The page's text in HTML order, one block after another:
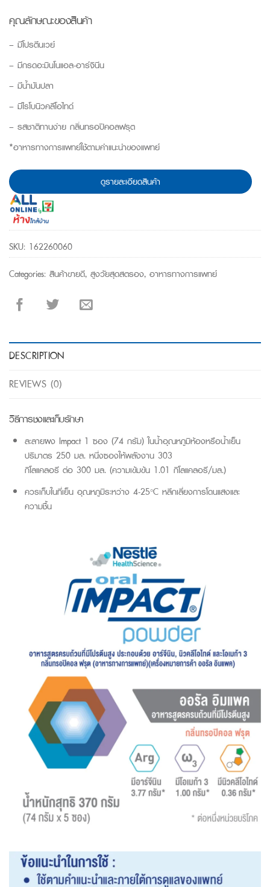
คุณลักษณะของสินค้า
– มีโปรตีนเวย์
– มีกรดอะมินโนแอล-อาร์จินีน
– มีน้ำมันปลา
– มีไรโบนิวคลีโอไทด์
– รสชาติทานง่าย กลิ่นทรอปิคอลฟรุต
*อาหารทางการแพทย์ใช้ตามคำแนะนำของแพทย์
ดูรายละเอียดสินค้า
SKU: 162260060
Categories: สินค้าขายดี, สูงวัยสุดสตรอง, อาหารทางการแพทย์
DESCRIPTION
REVIEWS (0)
วิธีการชงและเก็บรักษา
ละลายผง Impact 1 ซอง (74 กรัม) ในน้ำอุณหภูมิห้องหรือน้ำเย็น
ปริมาตร 250 มล. หนึ่งซองให้พลังงาน 303
กิโลแคลอรี ต่อ 300 มล. (ความเข้มข้น 1.01 กิโลแคลอรี/มล.)
ควรเก็บในที่เย็น อุณหภูมิระหว่าง 4-25°C หลีกเลี่ยงการโดนแสงและ
ความชื้น